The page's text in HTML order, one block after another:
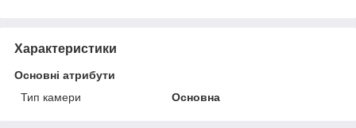
Характеристики
Основні атрибути
Тип камери
Основна